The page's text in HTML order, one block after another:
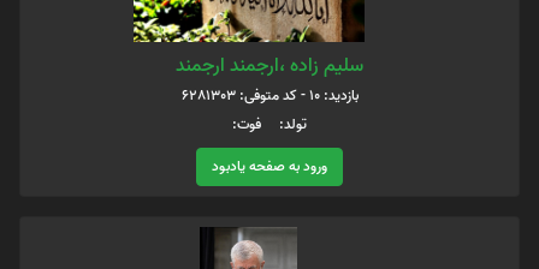
سلیم زاده ،ارجمند ارجمند
بازدید: 10 - کد متوفی: 6281303
تولد: فوت:
ورود به صفحه یادبود